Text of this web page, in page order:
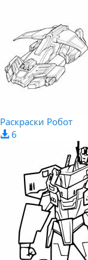
Раскраски Робот
6